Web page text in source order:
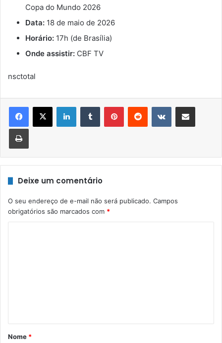
Copa do Mundo 2026
Data: 18 de maio de 2026
Horário: 17h (de Brasília)
Onde assistir: CBF TV
nsctotal
LinkedinTumblr PinterestReddit VK Compartilhar via e-mail
Imprimir
Deixe um comentário
O seu endereço de e-mail não será publicado. Campos
obrigatórios são marcados com *
r
Nome *